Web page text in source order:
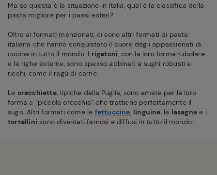
Ma se questa è la situazione in Italia, qual è la classifica della
pasta migliore per i paesi esteri?
Oltre ai formati menzionati, ci sono altri formati di pasta
italiana che hanno conquistato il cuore degli appassionati di
cucina in tutto il mondo. I rigatoni, con la loro forma tubolare
e le righe esterne, sono spesso abbinati a sughi robusti e
ricchi, come il ragù di carne.
Le orecchiette, tipiche della Puglia, sono amate per la loro
forma a “piccola orecchia” che trattiene perfettamente il
sugo. Altri formati come le fettuccine, linguine, le lasagne e i
tortellini sono diventati famosi e diffusi in tutto il mondo.